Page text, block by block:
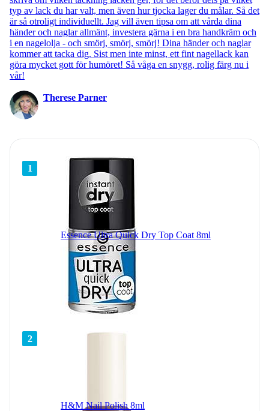
typ av lack du har valt, men även hur tjocka lager du målar. Så det
är så otroligt individuellt. Jag vill även tipsa om att vårda dina
händer och naglar allmänt, investera gärna i en bra handkräm och
i en nagelolja - och smörj, smörj, smörj! Dina händer och naglar
kommer att tacka dig. Sist men inte minst, ett fint nagellack kan
göra mycket gott för humöret! Så våga en snygg, rolig färg nu i
vår!
Therese Parner
1
Essence Ultra Quick Dry Top Coat 8ml
2
H&M Nail Polish 8ml